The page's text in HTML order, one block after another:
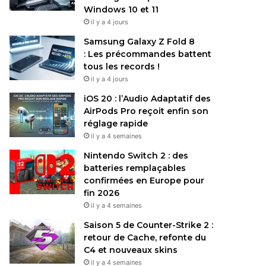
Windows 10 et 11
il y a 4 jours
Samsung Galaxy Z Fold 8
: Les précommandes battent
tous les records !
il y a 4 jours
iOS 20 : l’Audio Adaptatif des
AirPods Pro reçoit enfin son
réglage rapide
il y a 4 semaines
Nintendo Switch 2 : des
batteries remplaçables
confirmées en Europe pour
fin 2026
il y a 4 semaines
Saison 5 de Counter-Strike 2 :
retour de Cache, refonte du
C4 et nouveaux skins
il y a 4 semaines